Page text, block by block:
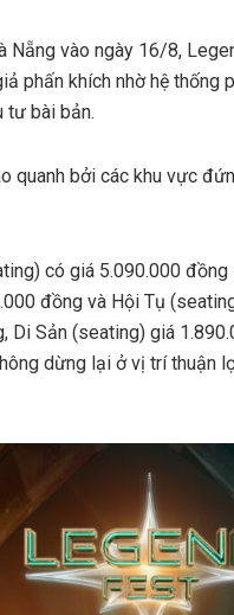
Nẵng vào ngày 16/8,
phấn khích nhờ hệ thống
tư bài bản.
quanh bởi các khu vực
có giá 5.090.000
đồng và Hội Tụ
Di Sản (seating) giá
dừng lại ở vị trí thuận